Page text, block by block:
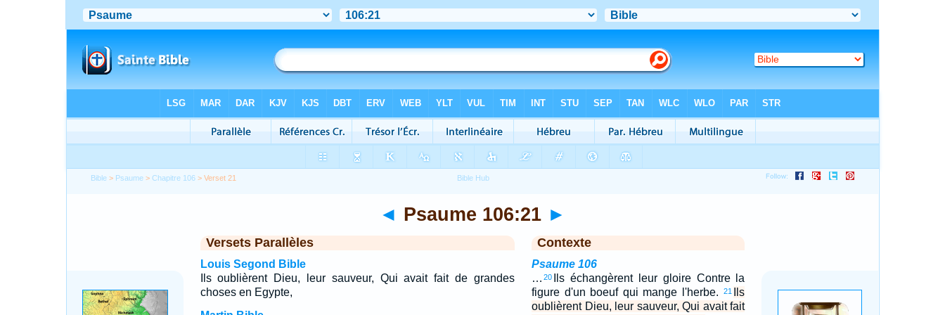
Bible > Psaume >Chapitre 106 > Verset 21
◄ Psaume 106:21 ►
Versets Parallèles
Louis Segond Bible
Ils oublièrent Dieu, leur sauveur, Qui avait fait de grandes
choses en Egypte,
Contexte
Psaume 106
… 20
Ils échangèrent leur gloire Contre la
figure d'un boeuf qui mange l'herbe.
21
Ils
oublièrent Dieu, leur sauveur, Qui avait fait